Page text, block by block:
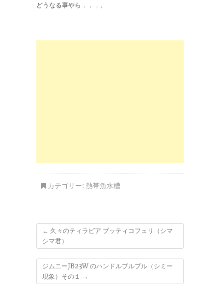
どうなる事やら．．．。
カテゴリー: 熱帯魚水槽
← 久々のティラピア ブッティコフェリ（シマ
シマ君）
ジムニーJB23W のハンドルブルブル（シミー
現象）その１ →